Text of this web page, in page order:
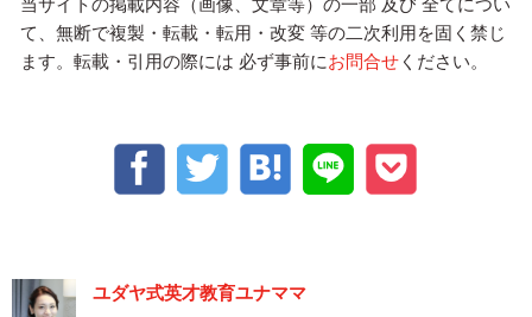
当サイトの掲載内容（画像、文章等）の一部 及び 全てについ
て、無断で複製・転載・転用・改変 等の二次利用を固く禁じ
ます。転載・引用の際には 必ず事前にお問合せ ください。
ユダヤ式英才教育ユナママ